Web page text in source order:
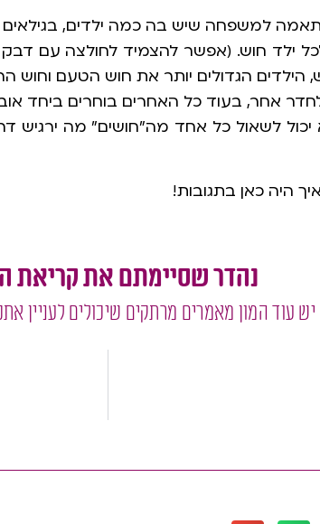
למשפחה שיש בה כמה ילדים, בגילאים
ילד חוש. (אפשר להצמיד לחולצה עם דבק
הילדים הגדולים יותר את חוש הטעם וחוש
אחר, בעוד כל האחרים בוחרים ביחד
לשאול כל אחד מה"חושים" מה ירגיש
היה כאן בתגובות!
נהדר שסיימתם את קריאת
יש עוד המון מאמרים מרתקים שיכולים לעניין